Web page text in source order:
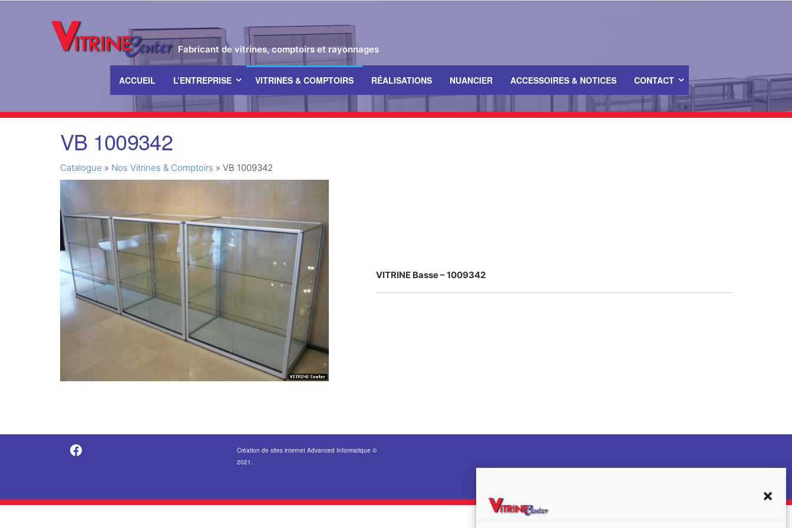
Fabricant de vitrines, comptoirs et rayonnages
ACCUEIL L’ENTREPRISE VITRINES & COMPTOIRS RÉALISATIONS NUANCIER ACCESSOIRES & NOTICES CONTACT
VB 1009342
Catalogue » Nos Vitrines & Comptoirs » VB 1009342
VITRINE Basse – 1009342
https://fr-fr.facebook.com/pages/category/Metal-Supplier/Vitrine-Center-1847745018840053/
Création de sites internet Advanced Informatique ©
2021.